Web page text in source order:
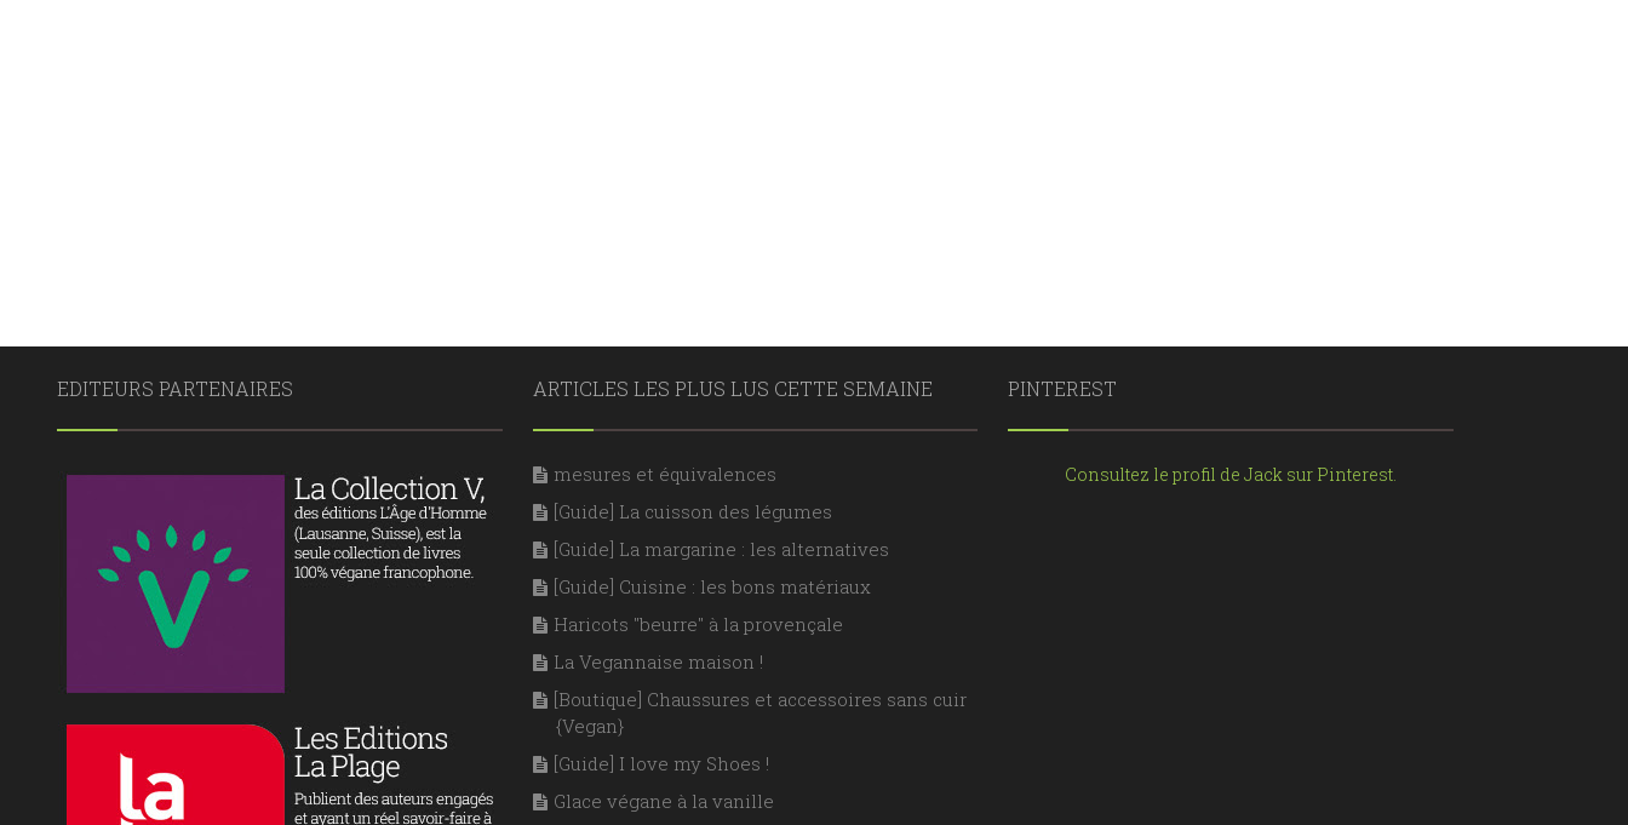
EDITEURS PARTENAIRES ARTICLES LES PLUS LUS CETTE SEMAINE
mesures et équivalences
[Guide] La cuisson des légumes
[Guide] La margarine : les alternatives
[Guide] Cuisine : les bons matériaux
Haricots "beurre" à la provençale
La Vegannaise maison !
[Boutique] Chaussures et accessoires sans cuir
{Vegan}
[Guide] I love my Shoes !
Glace végane à la vanille
PINTEREST
Consultez le profil de Jack sur Pinterest.